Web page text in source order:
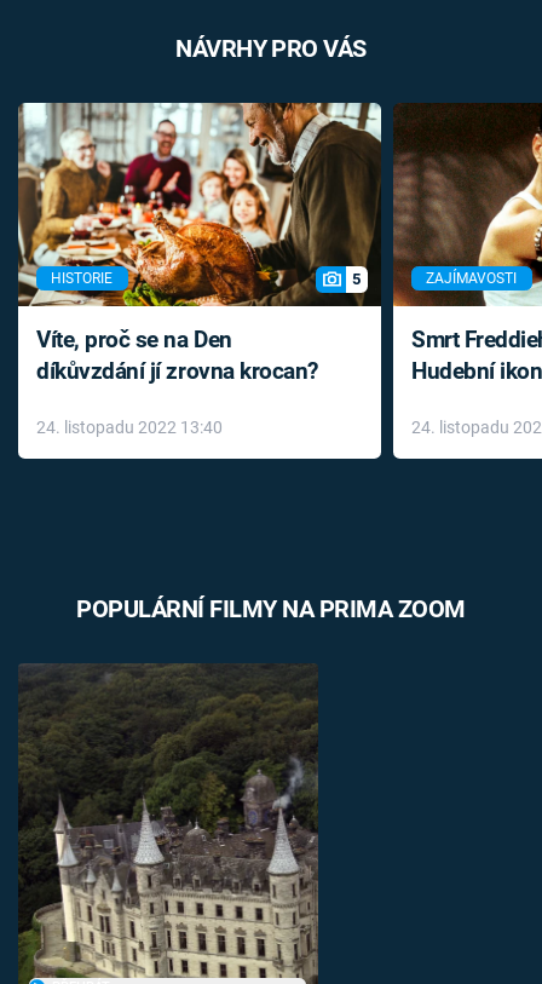
NÁVRHY PRO VÁS
HISTORIE 5
Víte, proč se na Den
díkůvzdání jí zrovna krocan?
24. listopadu 2022 13:40
ZAJÍMAVOSTI
Smrt
Hudební
léky
24. listopadu
POPULÁRNÍ FILMY NA PRIMA ZOOM